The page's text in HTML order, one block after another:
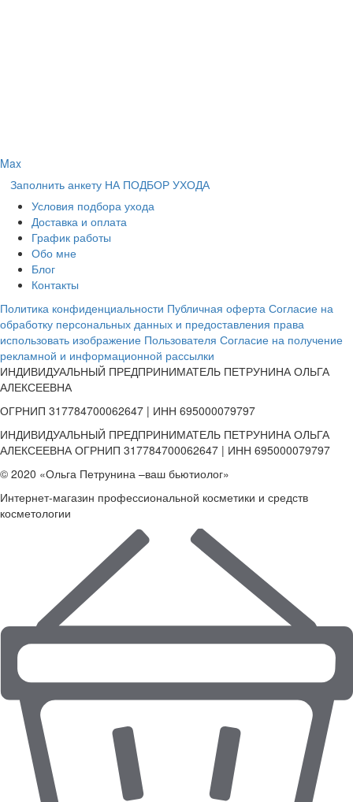
Max
Заполнить анкету НА ПОДБОР УХОДА
Условия подбора ухода
Доставка и оплата
График работы
Обо мне
Блог
Контакты
Политика конфиденциальности Публичная оферта Согласие на
обработку персональных данных и предоставления права
использовать изображение Пользователя Согласие на получение
рекламной и информационной рассылки
ИНДИВИДУАЛЬНЫЙ ПРЕДПРИНИМАТЕЛЬ ПЕТРУНИНА ОЛЬГА
АЛЕКСЕЕВНА
ОГРНИП 317784700062647 | ИНН 695000079797
ИНДИВИДУАЛЬНЫЙ ПРЕДПРИНИМАТЕЛЬ ПЕТРУНИНА ОЛЬГА
АЛЕКСЕЕВНА ОГРНИП 317784700062647 | ИНН 695000079797
© 2020 «Ольга Петрунина –ваш бьютиолог»
Интернет-магазин профессиональной косметики и средств
косметологии